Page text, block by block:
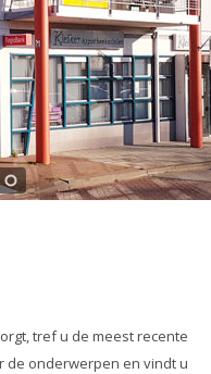
tref u de meest recente
de onderwerpen en vindt u